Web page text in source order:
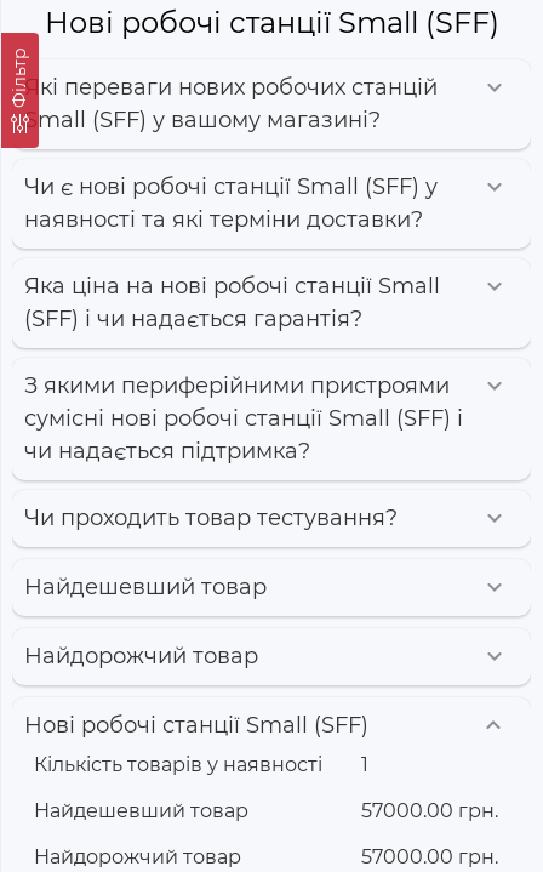
Фільтр
Нові робочі станції Small (SFF)
Які переваги нових робочих станцій
Small (SFF) у вашому магазині?
Чи є нові робочі станції Small (SFF) у
наявності та які терміни доставки?
Яка ціна на нові робочі станції Small
(SFF) і чи надається гарантія?
З якими периферійними пристроями
сумісні нові робочі станції Small (SFF) і
чи надається підтримка?
Чи проходить товар тестування?
Найдешевший товар
Найдорожчий товар
Нові робочі станції Small (SFF)
Кількість товарів у наявності
1
Найдешевший товар
57000.00 грн.
Найдорожчий товар
57000.00 грн.